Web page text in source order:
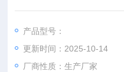
胆所造成焊疤，长期使用会
于水浴恒温加热和其它温度试
产品型号：
更新时间：2025-10-14
厂商性质：生产厂家